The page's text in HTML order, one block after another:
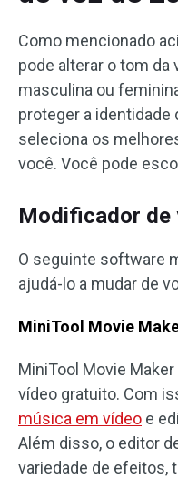
Como mencionado
pode alterar o tom da
masculina ou
proteger a identidade
seleciona os
você. Você pode
Modificador de
O seguinte software
ajudá-lo a mudar de
MiniTool Movie
MiniTool Movie
vídeo gratuito. Com
música em vídeo e
Além disso, o editor
variedade de efeitos,